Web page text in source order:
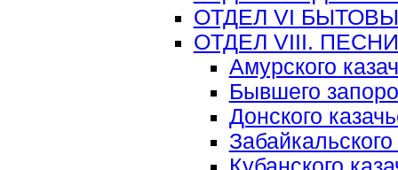
ОТДЕЛ VI
ОТДЕЛ VIII.
Амурского
Бывшего
Донского